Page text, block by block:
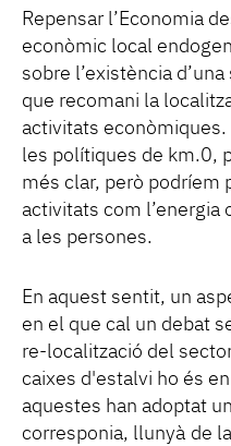
Repensar l’Economia
econòmic local
sobre l’existència
que recomani la
activitats
les polítiques de km.0,
més clar, però podríem
activitats com
a les persones.
En aquest sentit, un
en el que cal un debat
re-localització del
caixes d'estalvi ho és
aquestes han adoptat
corresponia, llunyà de